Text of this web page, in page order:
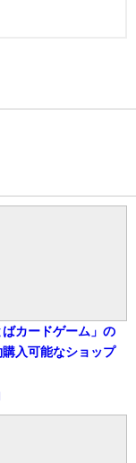
ばカードゲーム」の
入可能なショップ